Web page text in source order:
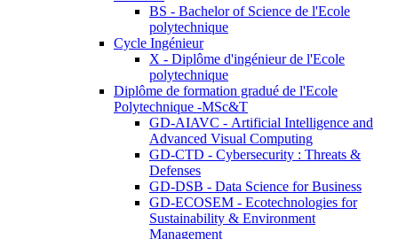
BS - Bachelor of Science de l'Ecole
polytechnique
Cycle Ingénieur
X - Diplôme d'ingénieur de l'Ecole
polytechnique
Diplôme de formation gradué de l'Ecole
Polytechnique -MSc&T
GD-AIAVC - Artificial Intelligence and
Advanced Visual Computing
GD-CTD - Cybersecurity : Threats &
Defenses
GD-DSB - Data Science for Business
GD-ECOSEM - Ecotechnologies for
Sustainability & Environment
Management